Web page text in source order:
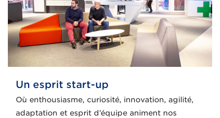
Un esprit start-up
Où enthousiasme, curiosité, innovation, agilité,
adaptation et esprit d’équipe animent nos